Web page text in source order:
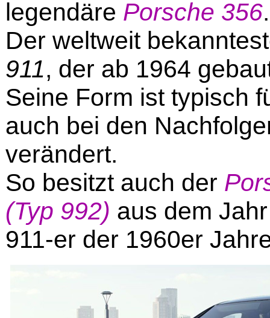
legendäre Porsche 356.
Der weltweit
911, der ab 1964
Seine Form ist typisch
auch bei den
verändert.
So besitzt auch der
(Typ 992) aus dem
911-er der 1960er